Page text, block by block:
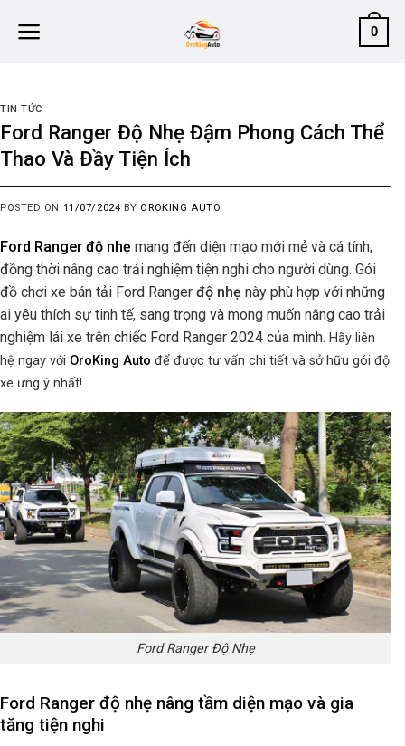
0
TIN TỨC
Ford Ranger Độ Nhẹ Đậm Phong Cách Thể
Thao Và Đầy Tiện Ích
POSTED ON 11/07/2024 BY OROKING AUTO
Ford Ranger độ nhẹ mang đến diện mạo mới mẻ và cá tính,
đồng thời nâng cao trải nghiệm tiện nghi cho người dùng. Gói
đồ chơi xe bán tải Ford Ranger độ nhẹ này phù hợp với những
ai yêu thích sự tinh tế, sang trọng và mong muốn nâng cao trải
nghiệm lái xe trên chiếc Ford Ranger 2024 của mình. Hãy liên
hệ ngay với OroKing Auto để được tư vấn chi tiết và sở hữu gói độ
xe ưng ý nhất!
Ford Ranger Độ Nhẹ
Ford Ranger độ nhẹ nâng tầm diện mạo và gia
tăng tiện nghi